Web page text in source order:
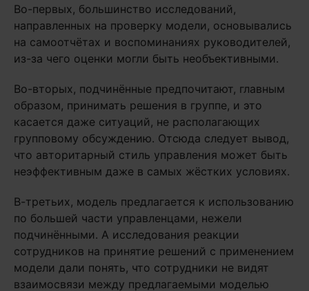
Во-первых, большинство исследований,
направленных на проверку модели, основывались
на самоотчётах и воспоминаниях руководителей,
из-за чего оценки могли быть необъективными.
Во-вторых, подчинённые предпочитают, главным
образом, принимать решения в группе, и это
касается даже ситуаций, не располагающих
групповому обсуждению. Отсюда следует вывод,
что авторитарный стиль управления может быть
неэффективным даже в самых жёстких условиях.
В-третьих, модель предлагается к использованию
по большей части управленцами, нежели
подчинёнными. А исследования реакции
сотрудников на принятие решений с применением
модели дали понять, что сотрудники не видят
взаимосвязи между предлагаемыми моделью